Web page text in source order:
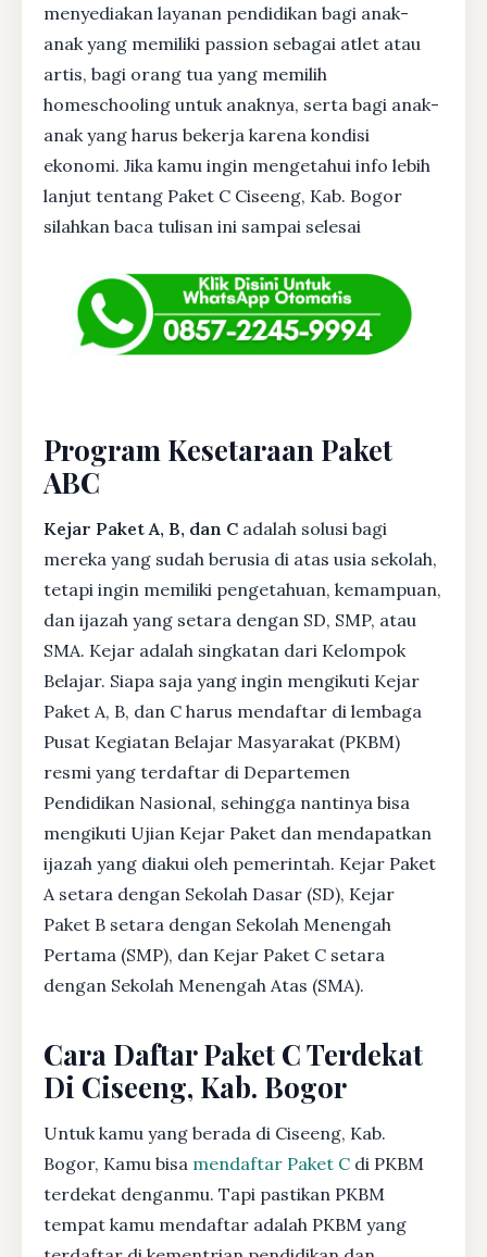
menyediakan layanan pendidikan bagi anak-
anak yang memiliki passion sebagai atlet atau
artis, bagi orang tua yang memilih
homeschooling untuk anaknya, serta bagi anak-
anak yang harus bekerja karena kondisi
ekonomi. Jika kamu ingin mengetahui info lebih
lanjut tentang Paket C Ciseeng, Kab. Bogor
silahkan baca tulisan ini sampai selesai
Program Kesetaraan Paket
ABC
Kejar Paket A, B, dan C adalah solusi bagi
mereka yang sudah berusia di atas usia sekolah,
tetapi ingin memiliki pengetahuan, kemampuan,
dan ijazah yang setara dengan SD, SMP, atau
SMA. Kejar adalah singkatan dari Kelompok
Belajar. Siapa saja yang ingin mengikuti Kejar
Paket A, B, dan C harus mendaftar di lembaga
Pusat Kegiatan Belajar Masyarakat (PKBM)
resmi yang terdaftar di Departemen
Pendidikan Nasional, sehingga nantinya bisa
mengikuti Ujian Kejar Paket dan mendapatkan
ijazah yang diakui oleh pemerintah. Kejar Paket
A setara dengan Sekolah Dasar (SD), Kejar
Paket B setara dengan Sekolah Menengah
Pertama (SMP), dan Kejar Paket C setara
dengan Sekolah Menengah Atas (SMA).
Cara Daftar Paket C Terdekat
Di Ciseeng, Kab. Bogor
Untuk kamu yang berada di Ciseeng, Kab.
Bogor, Kamu bisa mendaftar Paket C di PKBM
terdekat denganmu. Tapi pastikan PKBM
tempat kamu mendaftar adalah PKBM yang